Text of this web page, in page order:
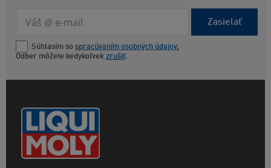
Zasielať
Súhlasím so spracúvaním osobných údajov.
Odber môžete kedykoľvek zrušiť.